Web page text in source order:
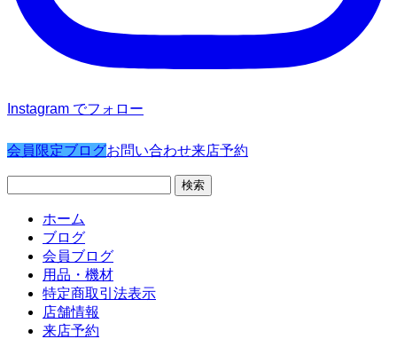
Instagram でフォロー
会員限定ブログお問い合わせ来店予約
ホーム
ブログ
会員ブログ
用品・機材
特定商取引法表示
店舗情報
来店予約